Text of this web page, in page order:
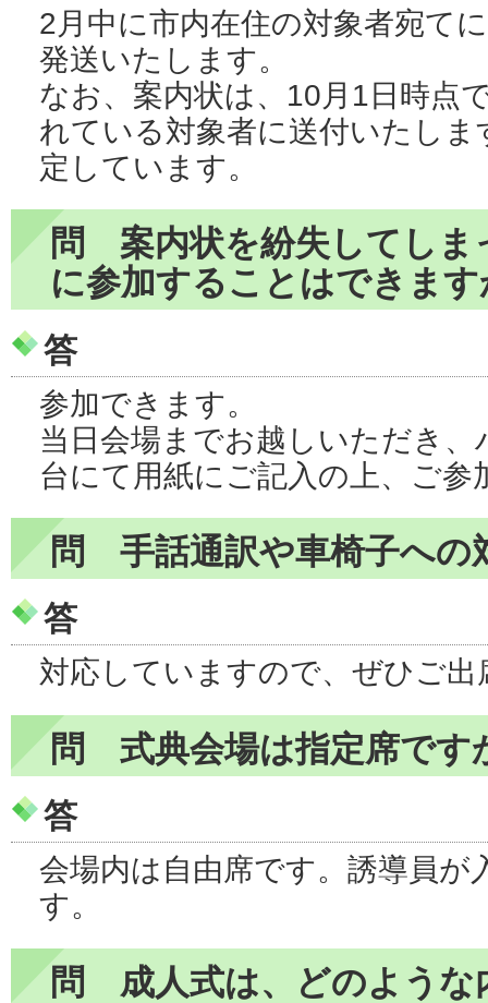
2月中に市内在住の対象者宛て
発送いたします。
なお、案内状は、10月1日時点
れている対象者に送付いたし
定しています。
問 案内状を紛失してしま
に参加することはできます
答
参加できます。
当日会場までお越しいただき
台にて用紙にご記入の上、ご参
問 手話通訳や車椅子への
答
対応していますので、ぜひご出
問 式典会場は指定席です
答
会場内は自由席です。誘導員が
す。
問 成人式は、どのような